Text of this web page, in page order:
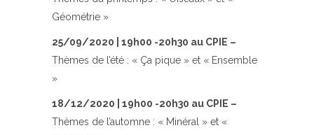
Géométrie »
25/09/2020 | 19h00 -20h30 au CPIE –
Thèmes de l’été : « Ça pique » et « Ensemble
»
18/12/2020 | 19h00 -20h30 au CPIE –
Thèmes de l’automne : « Minéral » et «